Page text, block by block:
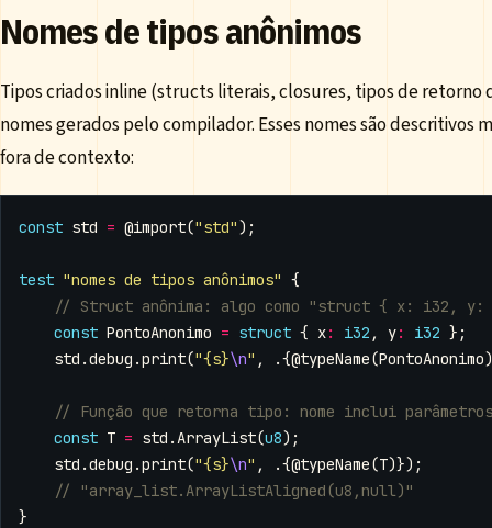
Nomes de tipos anônimos
Tipos criados inline (structs literais, closures, tipos de retorno
nomes gerados pelo compilador. Esses nomes são descritivos
fora de contexto:
const std = @import("std");
test "nomes de tipos anônimos" {
const PontoAnonimo = struct { x: i32 , y: i32 };
std .debug .print("{s}\n" , .{@typeName(PontoAnonimo
const T = std .ArrayList(u8);
std .debug .print("{s}\n" , .{@typeName(T)});
}